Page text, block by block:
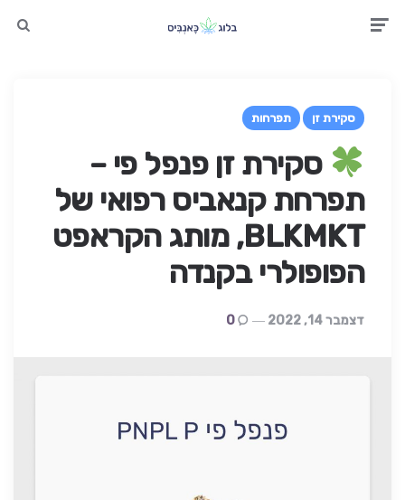
סקירת זן תפרחות
סקירת זן פנפל פי –
תפרחת קנאביס רפואי של
BLKMKT, מותג הקראפט
הפופולרי בקנדה
דצמבר 14, 2022 0